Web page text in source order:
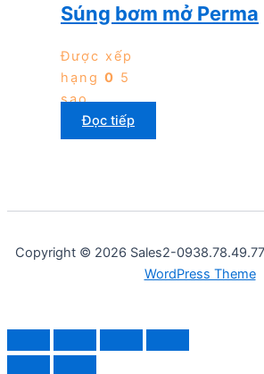
Súng bơm mở Perma
Được xếp
hạng 0 5
sao
Đọc tiếp
Copyright © 2026 Sales2-
WordPress Theme